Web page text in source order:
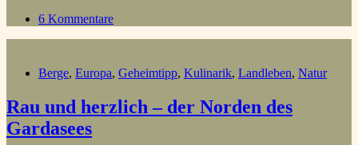
6 Kommentare
Berge, Europa, Geheimtipp, Kulinarik, Landleben, Natur
Rau und herzlich – der Norden des
Gardasees